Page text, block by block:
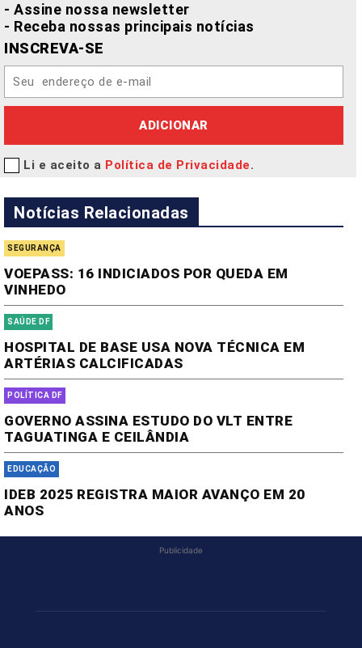
- Assine nossa newsletter
- Receba nossas principais notícias
INSCREVA-SE
ADICIONAR
Li e aceito a Política de Privacidade.
Notícias Relacionadas
SEGURANÇA
VOEPASS: 16 INDICIADOS POR QUEDA EM
VINHEDO
SAÚDE DF
HOSPITAL DE BASE USA NOVA TÉCNICA EM
ARTÉRIAS CALCIFICADAS
POLÍTICA DF
GOVERNO ASSINA ESTUDO DO VLT ENTRE
TAGUATINGA E CEILÂNDIA
EDUCAÇÃO
IDEB 2025 REGISTRA MAIOR AVANÇO EM 20
ANOS
Publicidade